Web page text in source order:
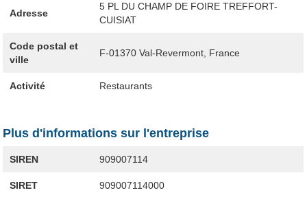
Adresse
5 PL DU CHAMP DE FOIRE TREFFORT-
CUISIAT
Code postal et
ville
F-01370 Val-Revermont, France
Activité Restaurants
Plus d'informations sur l'entreprise
SIREN 909007114
SIRET 909007114000